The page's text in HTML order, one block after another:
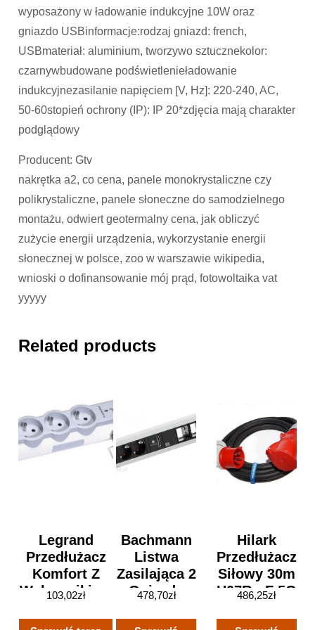
wyposażony w ładowanie indukcyjne 10W oraz
gniazdo USBinformacje:rodzaj gniazd: french,
USBmateriał: aluminium, tworzywo sztucznekolor:
czarnywbudowane podświetlenieładowanie
indukcyjnezasilanie napięciem [V, Hz]: 220-240, AC,
50-60stopień ochrony (IP): IP 20*zdjęcia mają charakter
podglądowy
Producent: Gtv
nakrętka a2, co cena, panele monokrystaliczne czy
polikrystaliczne, panele słoneczne do samodzielnego
montażu, odwiert geotermalny cena, jak obliczyć
zużycie energii urządzenia, wykorzystanie energii
słonecznej w polsce, zoo w warszawie wikipedia,
wnioski o dofinansowanie mój prąd, fotowoltaika vat
yyyyy
Related products
Legrand
Przedłużacz
Komfort Z
Wyłącznikiem
4 Gniazda Z
103,02zł
Hilark
Przedłużacz
Siłowy 30m
H07Rn-F 5G
Wtyczka
486,25zł
Bachmann
Listwa
Zasilająca 2
Gniazda
Ładowarka
478,70zł